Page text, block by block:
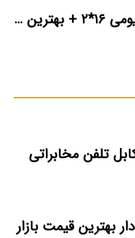
قیمت کابل آلومینیومی ۱۶*۲ + بهترین برند بازار + اطلاعات فنی
تلفن مخابراتی